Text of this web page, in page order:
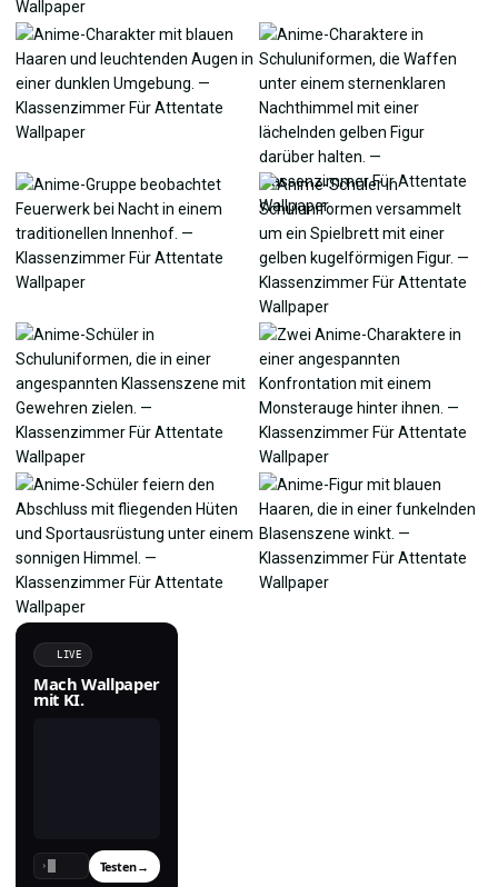
LIVE
Mach Wallpaper
mit KI.
› Testen